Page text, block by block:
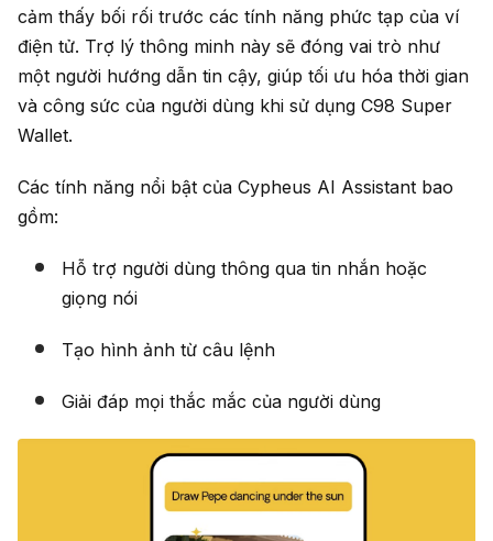
cảm thấy bối rối trước các tính năng phức tạp của ví
điện tử. Trợ lý thông minh này sẽ đóng vai trò như
một người hướng dẫn tin cậy, giúp tối ưu hóa thời gian
và công sức của người dùng khi sử dụng C98 Super
Wallet.
Các tính năng nổi bật của Cypheus AI Assistant bao
gồm:
Hỗ trợ người dùng thông qua tin nhắn hoặc
giọng nói
Tạo hình ảnh từ câu lệnh
Giải đáp mọi thắc mắc của người dùng